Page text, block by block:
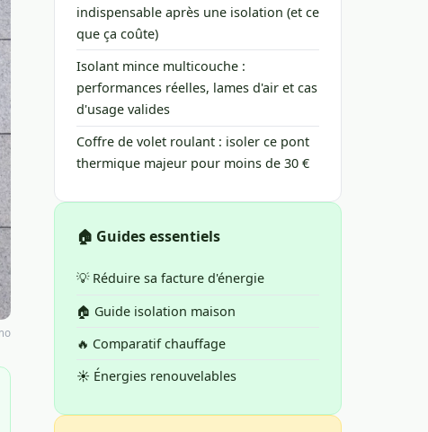
indispensable après une isolation (et ce
que ça coûte)
Isolant mince multicouche :
performances réelles, lames d'air et cas
d'usage valides
Coffre de volet roulant : isoler ce pont
thermique majeur pour moins de 30 €
🏠 Guides essentiels
💡 Réduire sa facture d'énergie
🏠 Guide isolation maison
🔥 Comparatif chauffage
☀️ Énergies renouvelables